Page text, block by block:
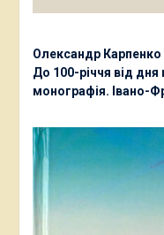
Олександр Карпенко
До 100-річчя від
монографія. Івано-